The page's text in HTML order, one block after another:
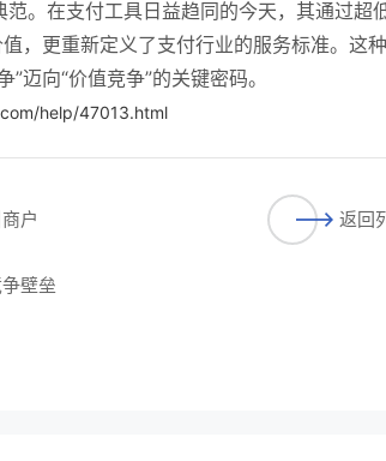
。在支付工具日益趋同的今天，其通过超
，更重新定义了支付行业的服务标准。这
迈向“价值竞争”的关键密码。
help/47013.html
户
壁垒
返回